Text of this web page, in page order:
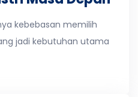
kebebasan memilih
jadi kebutuhan utama